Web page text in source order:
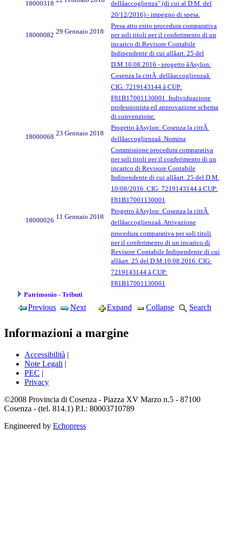
18000318
dellâaccoglienza" (di cui al D.M. del
20/12/2016) - impegno di spesa.
18000082 29 Gennaio 2018
Presa atto esito procedura comparativa
per soli titoli per il conferimento di un
incarico di Revisore Contabile
Indipendente di cui allâart. 25 del
D.M.10.08.2016 - progetto âAsylon:
Cosenza la cittÃ dellâaccoglienzaâ.
CIG: 7219143144 â CUP:
F81B17001130001. Individuazione
professionista ed approvazione schema
di convenzione.
18000068 23 Gennaio 2018
Progetto âAsylon: Cosenza la cittÃ
dellâaccoglienzaâ. Nomina
Commissione procedura comparativa
per soli titoli per il conferimento di un
incarico di Revisore Contabile
Indipendente di cui allâart. 25 del D.M.
10/08/2016. CIG: 7219143144 â CUP:
F81B17001130001
18000026 11 Gennaio 2018
Progetto âAsylon: Cosenza la cittÃ
dellâaccoglienzaâ. Attivazione
procedura comparativa per soli titoli
per il conferimento di un incarico di
Revisore Contabile Indipendente di cui
allâart. 25 del D.M.10.08.2016. CIG:
7219143144 â CUP:
F81B17001130001
Patrimonio - Tributi
Previous Next Expand Collapse Search
Informazioni a margine
Accessibilità |
Note Legali |
PEC |
Privacy
©2008 Provincia di Cosenza - Piazza XV Marzo n.5 - 87100
Cosenza - (tel. 814.1) P.I.: 80003710789
Engineered by Echopress